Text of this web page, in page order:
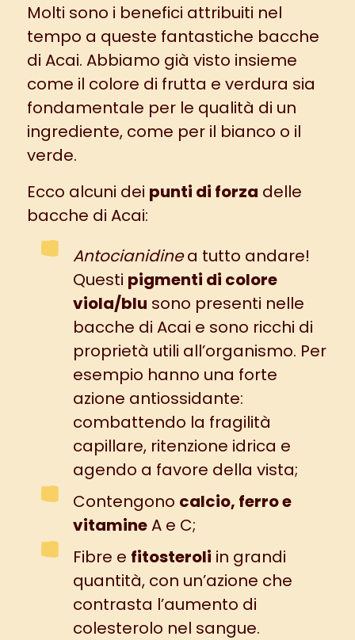
Molti sono i benefici attribuiti nel
tempo a queste fantastiche bacche
di Acai. Abbiamo già visto insieme
come il colore di frutta e verdura sia
fondamentale per le qualità di un
ingrediente, come per il bianco o il
verde.
Ecco alcuni dei punti di forza delle
bacche di Acai:
Antocianidinea tutto andare!
Questi pigmenti di colore
viola/blu sono presenti nelle
bacche di Acai e sono ricchi di
proprietà utili all’organismo. Per
esempio hanno una forte
azione antiossidante:
combattendo la fragilità
capillare, ritenzione idrica e
agendo a favore della vista;
Contengono calcio, ferro e
vitamineA e C;
Fibre e fitosteroli in grandi
quantità, con un’azione che
contrasta l’aumento di
colesterolo nel sangue.